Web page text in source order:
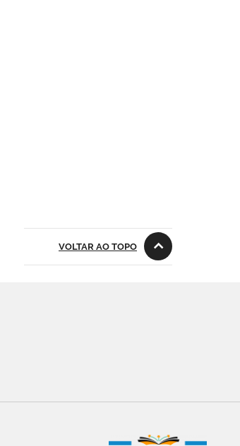
VOLTAR AO TOPO